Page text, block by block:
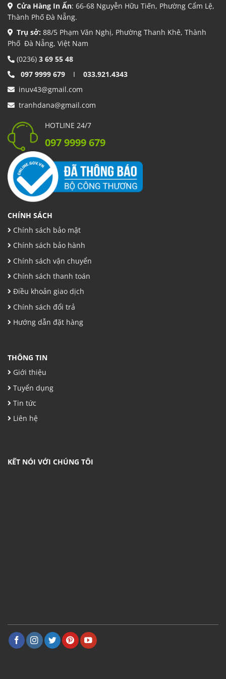
Cửa Hàng In Ấn: 66-68 Nguyễn Hữu Tiến, Phường Cẩm Lệ,
Thành Phố Đà Nẵng.
Trụ sở: 88/5 Phạm Văn Nghị, Phường Thanh Khê, Thành
Phố Đà Nẵng, Việt Nam
(0236) 3 69 55 48
097 9999 679 I 033.921.4343
inuv43@gmail.com
tranhdana@gmail.com
HOTLINE 24/7
097 9999 679
CHÍNH SÁCH
Chính sách bảo mật
Chính sách bảo hành
Chính sách vận chuyển
Chính sách thanh toán
Điều khoản giao dịch
Chính sách đổi trả
Hướng dẫn đặt hàng
THÔNG TIN
Giới thiệu
Tuyển dụng
Tin tức
Liên hệ
KẾT NÓI VỚI CHÚNG TÔI